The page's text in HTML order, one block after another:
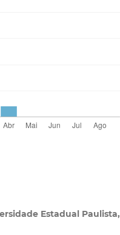
Estadual Paulista,